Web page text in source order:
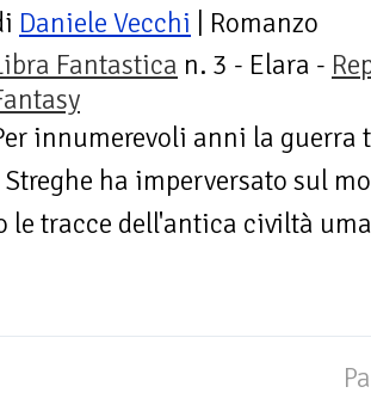
Daniele Vecchi | Romanzo
Fantastica n. 3 - Elara -
innumerevoli anni la
ha imperversato sul
le tracce dell'antica civiltà